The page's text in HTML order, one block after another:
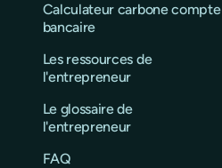
Calculateur carbone compte
bancaire
Les ressources de
l'entrepreneur
Le glossaire de
l'entrepreneur
FAQ